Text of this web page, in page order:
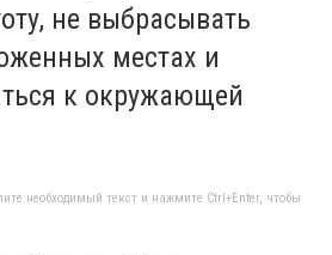
не выбрасывать
местах и
к окружающей
необходимый текст и нажмите Ctrl+Enter, чтобы